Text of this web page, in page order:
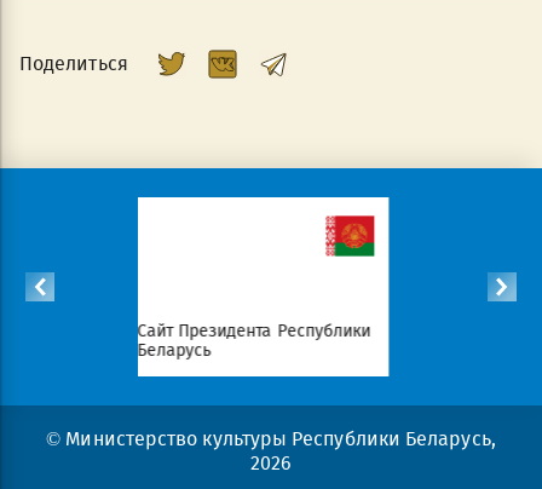
Поделиться
Сайт Президента Республики
Совет Министров
© Министерство культуры Республики Беларусь,
2026